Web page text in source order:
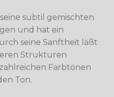
subtil gemischten
und hat ein
seine Sanftheit läßt
Strukturen
Farbtönen
Ton.